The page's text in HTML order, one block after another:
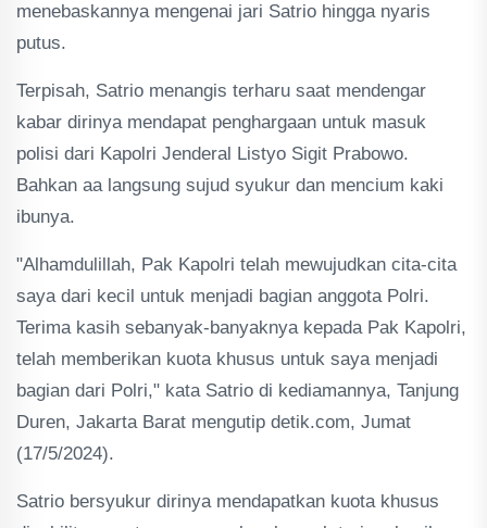
menebaskannya mengenai jari Satrio hingga nyaris
putus.
Terpisah, Satrio menangis terharu saat mendengar
kabar dirinya mendapat penghargaan untuk masuk
polisi dari Kapolri Jenderal Listyo Sigit Prabowo.
Bahkan aa langsung sujud syukur dan mencium kaki
ibunya.
"Alhamdulillah, Pak Kapolri telah mewujudkan cita-cita
saya dari kecil untuk menjadi bagian anggota Polri.
Terima kasih sebanyak-banyaknya kepada Pak Kapolri,
telah memberikan kuota khusus untuk saya menjadi
bagian dari Polri," kata Satrio di kediamannya, Tanjung
Duren, Jakarta Barat mengutip detik.com, Jumat
(17/5/2024).
Satrio bersyukur dirinya mendapatkan kuota khusus